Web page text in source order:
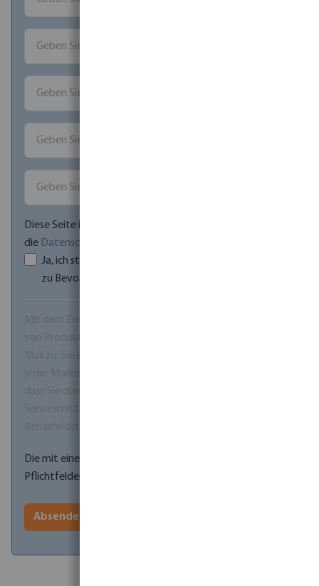
Diese Seite ist durch reCAPTCHA geschützt und es gelten
die Datenschutzrichtlinie
Ja, ich stimme den
zu Bevo.
Mit dem Erstellen eines Kontos stimmen Sie dem Erhalt
von Produktinformationen und Werbeangeboten per E-
Mail zu. Sie können sich jederzeit über den Abmeldelink in
jeder Marketing-E-Mail abmelden. Bitte beachten Sie,
dass Sie durch die Abmeldung auch keine wichtigen
Servicemitteilungen mehr erhalten, wie z. B.
Benachrichtigungen über Preisänderungen.
Die mit einem Stern (*) markierten Felder sind
Pflichtfelder.
Absenden